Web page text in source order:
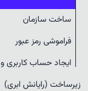
ساخت سازمان
فراموشی رمز عبور
ایجاد حساب کاربری
زیرساخت (رایانش ابری)
تمام تنظیمات و